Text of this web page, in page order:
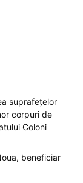
suprafețelor
corpuri de
Coloni
beneficiar